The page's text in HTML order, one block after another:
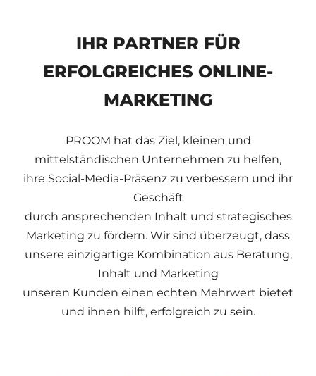
IHR PARTNER FÜR
ERFOLGREICHES ONLINE-
MARKETING
PROOM hat das Ziel, kleinen und
mittelständischen Unternehmen zu helfen,
ihre Social-Media-Präsenz zu verbessern und ihr
Geschäft
durch ansprechenden Inhalt und strategisches
Marketing zu fördern. Wir sind überzeugt, dass
unsere einzigartige Kombination aus Beratung,
Inhalt und Marketing
unseren Kunden einen echten Mehrwert bietet
und ihnen hilft, erfolgreich zu sein.